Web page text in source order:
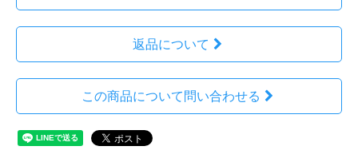
返品について
この商品について問い合わせる